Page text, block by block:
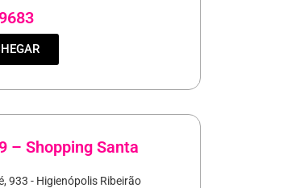
– Shopping Santa
933 - Higienópolis Ribeirão